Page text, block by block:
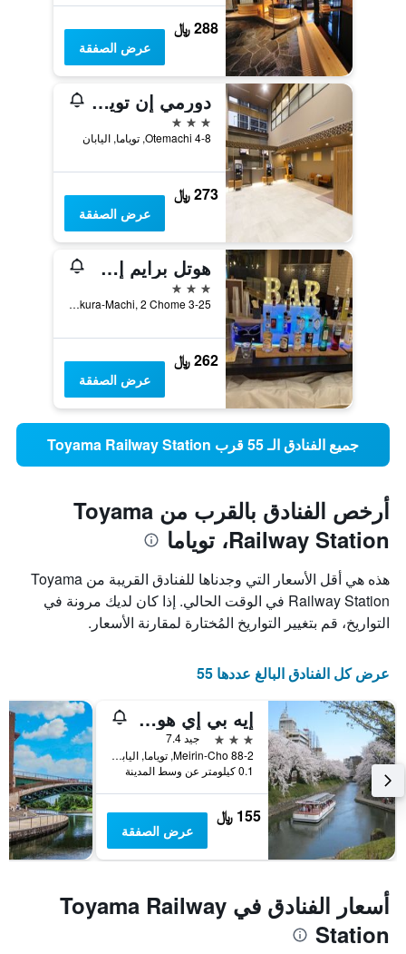
288 ﷼
عرض الصفقة
دورمي إن توياما ناتشورال هوت سبرينج
3 نجوم
4-8 Otemachi, توياما, اليابان
273 ﷼
عرض الصفقة
هوتل برايم إن توياما
3 نجوم
Sakura-Machi, 2 Chome 3-25, توياما, اليابان
262 ﷼
عرض الصفقة
جميع الفنادق الـ 55 قرب Toyama Railway Station
أرخص الفنادق بالقرب من Toyama
Railway Station، توياما
هذه هي أقل الأسعار التي وجدناها للفنادق القريبة من Toyama
Railway Station في الوقت الحالي. إذا كان لديك مرونة في
التواريخ، قم بتغيير التواريخ المُختارة لمقارنة الأسعار.
عرض كل الفنادق البالغ عددها 55
إيه بي إي هوتل توياما إكيماي
3 نجوم
جيد 7.4
88-2 Meirin-Cho, توياما, اليابان
0.1 كيلومتر عن وسط المدينة
155 ﷼
عرض الصفقة
أسعار الفنادق في Toyama Railway
Station